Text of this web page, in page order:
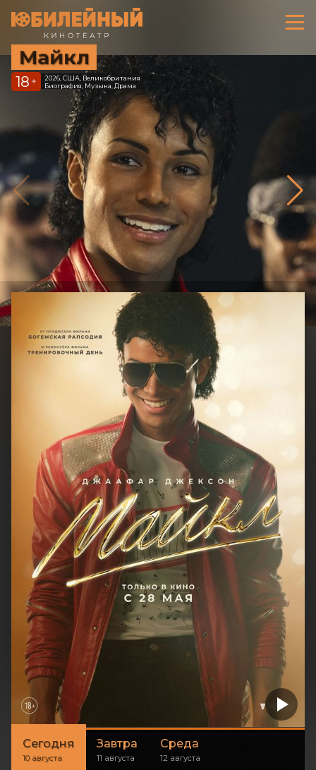
Майкл
18 +
2026, США, Великобритания
Биография, Музыка, Драма
Сегодня
10 августа
Завтра
11 августа
Среда
12 августа